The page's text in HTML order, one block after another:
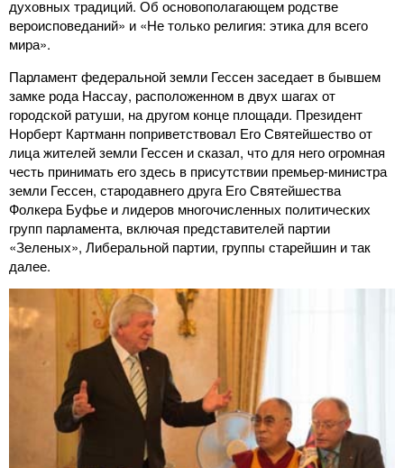
духовных традиций. Об основополагающем родстве
вероисповеданий» и «Не только религия: этика для всего
мира».
Парламент федеральной земли Гессен заседает в бывшем
замке рода Нассау, расположенном в двух шагах от
городской ратуши, на другом конце площади. Президент
Норберт Картманн поприветствовал Его Святейшество от
лица жителей земли Гессен и сказал, что для него огромная
честь принимать его здесь в присутствии премьер-министра
земли Гессен, стародавнего друга Его Святейшества
Фолкера Буфье и лидеров многочисленных политических
групп парламента, включая представителей партии
«Зеленых», Либеральной партии, группы старейшин и так
далее.